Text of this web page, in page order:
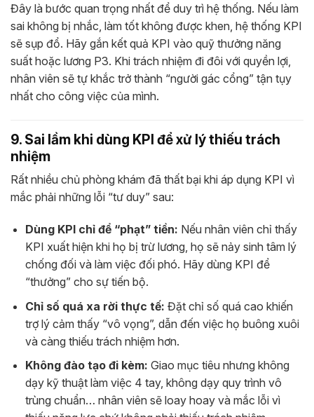
Đây là bước quan trọng nhất để duy trì hệ thống. Nếu làm
sai không bị nhắc, làm tốt không được khen, hệ thống KPI
sẽ sụp đổ. Hãy gắn kết quả KPI vào quỹ thưởng năng
suất hoặc lương P3. Khi trách nhiệm đi đôi với quyền lợi,
nhân viên sẽ tự khắc trở thành “người gác cổng” tận tụy
nhất cho công việc của mình.
9. Sai lầm khi dùng KPI để xử lý thiếu trách
nhiệm
Rất nhiều chủ phòng khám đã thất bại khi áp dụng KPI vì
mắc phải những lỗi “tư duy” sau:
Dùng KPI chỉ để “phạt” tiền: Nếu nhân viên chỉ thấy
KPI xuất hiện khi họ bị trừ lương, họ sẽ nảy sinh tâm lý
chống đối và làm việc đối phó. Hãy dùng KPI để
“thưởng” cho sự tiến bộ.
Chỉ số quá xa rời thực tế: Đặt chỉ số quá cao khiến
trợ lý cảm thấy “vô vọng”, dẫn đến việc họ buông xuôi
và càng thiếu trách nhiệm hơn.
Không đào tạo đi kèm: Giao mục tiêu nhưng không
dạy kỹ thuật làm việc 4 tay, không dạy quy trình vô
trùng chuẩn… nhân viên sẽ loay hoay và mắc lỗi vì